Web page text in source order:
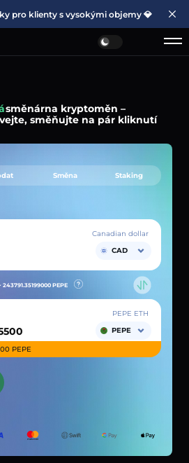
pro klienty s vysokými objemy 💎
směnárna kryptoměn –
směňujte na pár kliknutí
Směna Staking
Canadian dollar
CAD
243791.35199000 PEPE
PEPE ETH
PEPE
PEPE